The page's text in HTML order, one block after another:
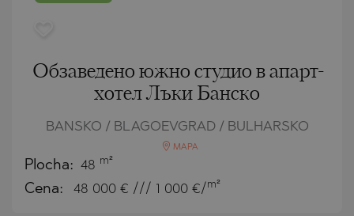
Обзаведено южно студио в апарт-
хотел Лъки Банско
BANSKO / BLAGOEVGRAD / BULHARSKO
MAPA
Plocha: 48 m²
Cena: 48 000 € /// 1 000 €/ m²